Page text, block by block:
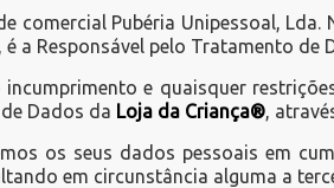
comercial Pubéria Unipessoal,
a Responsável pelo Tratamento de
e quaisquer
Dados da Loja da Criança®,
os seus dados pessoais em
em circunstância alguma a